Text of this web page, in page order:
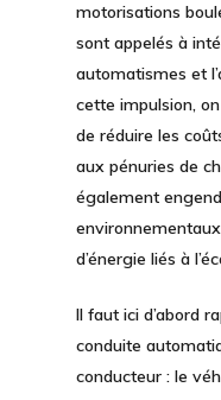
motorisations
sont appelés à
automatismes et
cette impulsion,
de réduire les
aux pénuries de
également
d’énergie liés à
Il faut ici d’abord
conduite
conducteur : le